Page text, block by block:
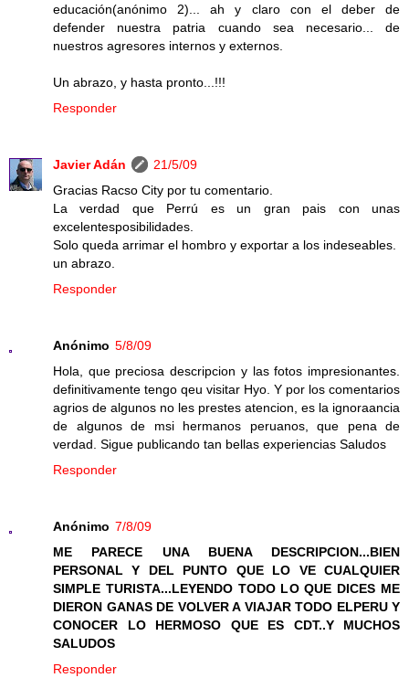
educación(anónimo 2)... ah y claro con el deber de
defender nuestra patria cuando sea necesario... de
nuestros agresores internos y externos.
Un abrazo, y hasta pronto...!!!
Responder
Javier Adán
21/5/09
Gracias Racso City por tu comentario.
La verdad que Perrú es un gran pais con unas
excelentesposibilidades.
Solo queda arrimar el hombro y exportar a los indeseables.
un abrazo.
Responder
Anónimo 5/8/09
Hola, que preciosa descripcion y las fotos impresionantes.
definitivamente tengo qeu visitar Hyo. Y por los comentarios
agrios de algunos no les prestes atencion, es la ignoraancia
de algunos de msi hermanos peruanos, que pena de
verdad. Sigue publicando tan bellas experiencias Saludos
Responder
Anónimo 7/8/09
ME PARECE UNA BUENA DESCRIPCION...BIEN
PERSONAL Y DEL PUNTO QUE LO VE CUALQUIER
SIMPLE TURISTA...LEYENDO TODO LO QUE DICES ME
DIERON GANAS DE VOLVER A VIAJAR TODO ELPERU Y
CONOCER LO HERMOSO QUE ES CDT..Y MUCHOS
SALUDOS
Responder